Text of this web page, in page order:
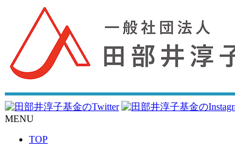
MENU
TOP